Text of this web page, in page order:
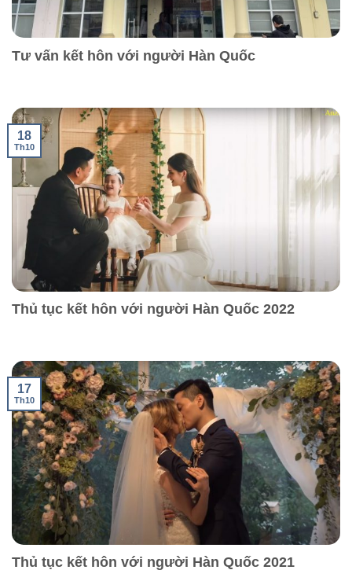
Tư vấn kết hôn với người Hàn Quốc
Thủ tục kết hôn với người Hàn Quốc 2022
18
Th10
Thủ tục kết hôn với người Hàn Quốc 2021
17
Th10